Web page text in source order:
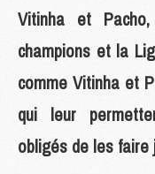
Vitinha et
champions et la
comme Vitinha et
qui leur
obligés de les faire